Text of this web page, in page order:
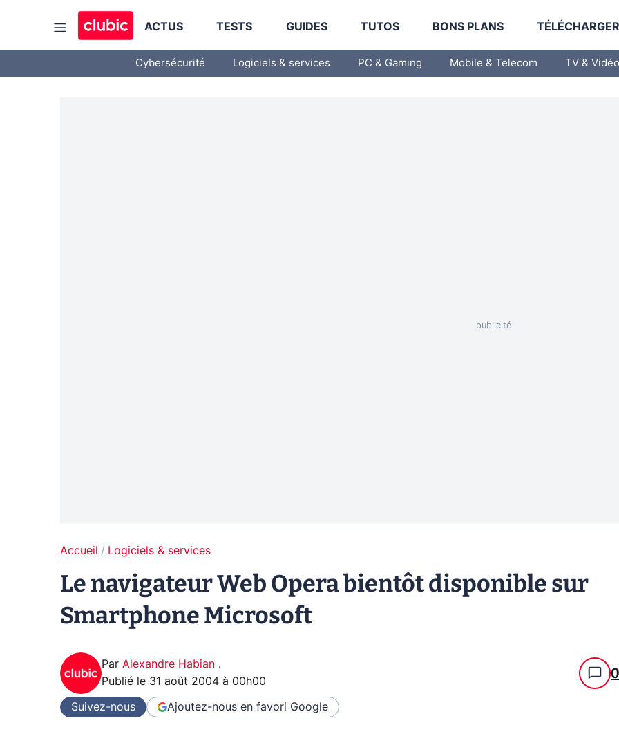
ACTUS TESTS GUIDES TUTOS BONS PLANS
Cybersécurité Logiciels & services PC & Gaming Mobile & Telecom TV & Vidéo
Accueil Logiciels & services
Le navigateur Web Opera bientôt disponible sur
Smartphone Microsoft
Par Alexandre Habian .
Publié le 31 août 2004 à 00h00 0
Suivez-nous Ajoutez-nous en favori Google